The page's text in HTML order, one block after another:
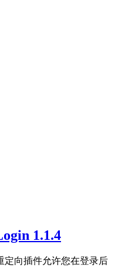
1.1.4
定向插件允许您在登录后